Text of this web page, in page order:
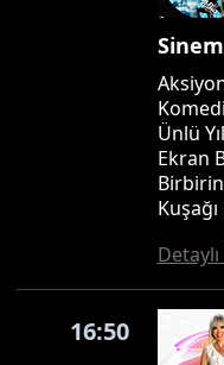
Ünlü
Ekran
16:50